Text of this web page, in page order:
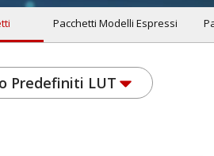
Pacchetti Modelli Espressi
Predefiniti LUT